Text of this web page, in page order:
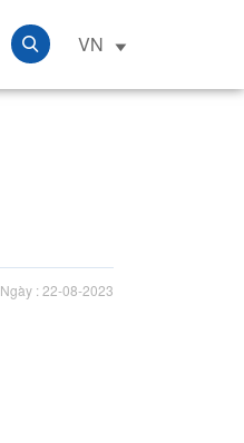
VN
Ngày : 22-08-2023